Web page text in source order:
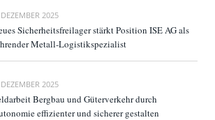
2025
Sicherheitsfreilager stärkt Position ISE AG als
Metall-Logistikspezialist
2025
Bergbau und Güterverkehr durch
effizienter und sicherer gestalten